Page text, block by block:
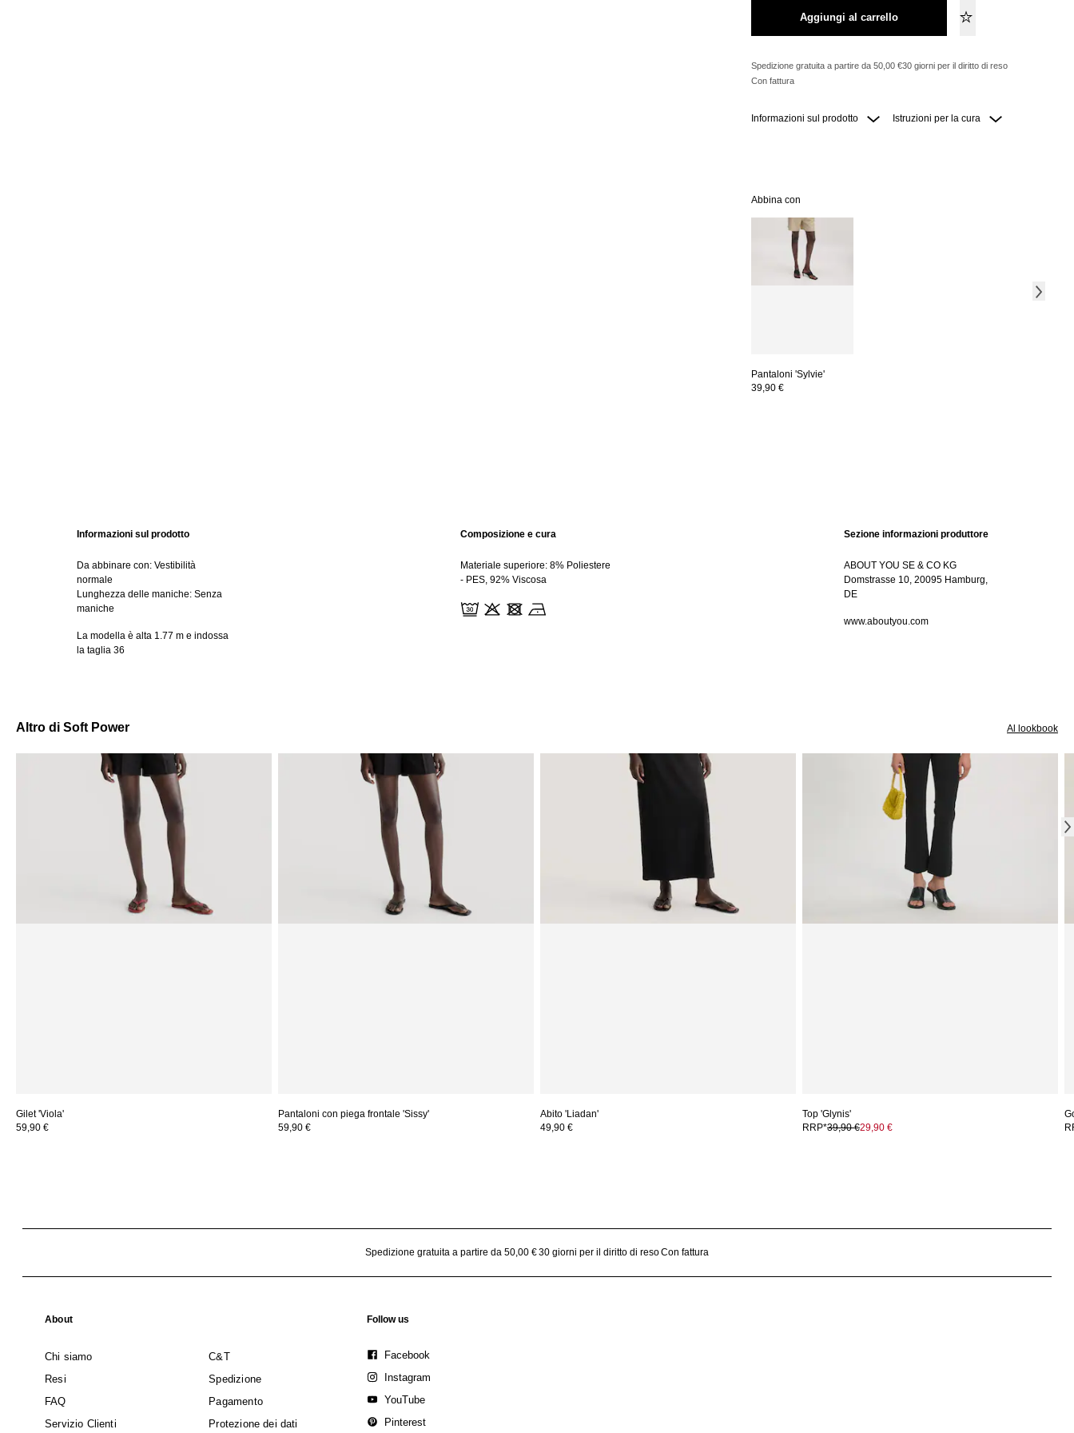
Aggiungi al carrello
Spedizione gratuita a partire da 50,00 €30 giorni per il diritto di reso
Con fattura
Informazioni sul prodotto Istruzioni per la cura
Abbina con
Pantaloni 'Sylvie'
39,90 €
Informazioni sul prodotto
Da abbinare con: Vestibilità
normale
Lunghezza delle maniche: Senza
maniche
La modella è alta 1.77 m e indossa
la taglia 36
Composizione e cura
Materiale superiore: 8% Poliestere
- PES, 92% Viscosa
Sezione informazioni produttore
ABOUT YOU SE & CO KG
Domstrasse 10, 20095 Hamburg,
DE
www.aboutyou.com
Altro di Soft Power Al lookbook
Gilet 'Viola'
59,90 €
Pantaloni con piega frontale 'Sissy'
59,90 €
Abito 'Liadan'
49,90 €
Top 'Glynis'
RRP*39,90 €29,90 €
Spedizione gratuita a partire da 50,00 €30 giorni per il diritto di resoCon fattura
About
Chi siamo
C&T
Resi
Spedizione
FAQ
Pagamento
Servizio Clienti
Protezione dei dati
Follow us
Facebook
Instagram
YouTube
Pinterest